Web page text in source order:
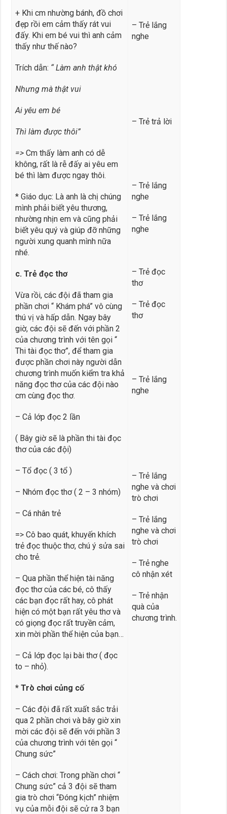
+ Khi cm nhường bánh, đồ chơi
đẹp rồi em cảm thấy rát vui
đấy. Khi em bé vui thì anh cảm
thấy như thế nào?
Trích dẫn: “ Làm anh thật khó
Nhưng mà thật vui
Ai yêu em bé
Thì làm được thôi”
=> Cm thấy làm anh có dễ
không, rất là rễ đấy ai yêu em
bé thì làm được ngay thôi.
* Giáo dục: Là anh là chị chúng
mình phải biết yêu thương,
nhường nhịn em và cũng phải
biết yêu quý và giúp đỡ những
người xung quanh mình nữa
nhé.
c. Trẻ đọc thơ
Vừa rồi, các đội đã tham gia
phần chơi “ Khám phá” vô cùng
thú vị và hấp dẫn. Ngay bây
giờ, các đội sẽ đến với phần 2
của chương trình với tên gọi “
Thi tài đọc thơ”, để tham gia
được phần chơi này người dẫn
chương trình muốn kiểm tra khả
năng đọc thơ của các đội nào
cm cùng đọc thơ.
– Cả lớp đọc 2 lần
( Bây giờ sẽ là phần thi tài đọc
thơ của các đội)
– Tổ đọc ( 3 tổ )
– Nhóm đọc thơ ( 2 – 3 nhóm)
– Cá nhân trẻ
=> Cô bao quát, khuyến khích
trẻ đọc thuộc thơ, chú ý sửa sai
cho trẻ.
– Qua phần thể hiện tài năng
đọc thơ của các bé, cô thấy
các bạn đọc rất hay, cô phát
hiện có một bạn rất yêu thơ và
có giọng đọc rất truyền cảm,
xin mời phần thể hiện của bạn…
– Cả lớp đọc lại bài thơ ( đọc
to – nhỏ).
* Trò chơi củng cố
– Các đội đã rất xuất sắc trải
qua 2 phần chơi và bây giờ xin
mời các đội sẽ đến với phần 3
của chương trình với tên gọi “
Chung sức”
– Cách chơi: Trong phần chơi “
Chung sức” cả 3 đội sẽ tham
gia trò chơi “Đóng kịch” nhiệm
vụ của mỗi đội sẽ cử ra 3 bạn
– Trẻ lắng
nghe
– Trẻ trả lời
– Trẻ lắng
nghe
– Trẻ lắng
nghe
– Trẻ đọc
thơ
– Trẻ đọc
thơ
– Trẻ lắng
nghe
– Trẻ lắng
nghe và chơi
trò chơi
– Trẻ lắng
nghe và chơi
trò chơi
– Trẻ nghe
cô nhận xét
– Trẻ nhận
quà của
chương trình.